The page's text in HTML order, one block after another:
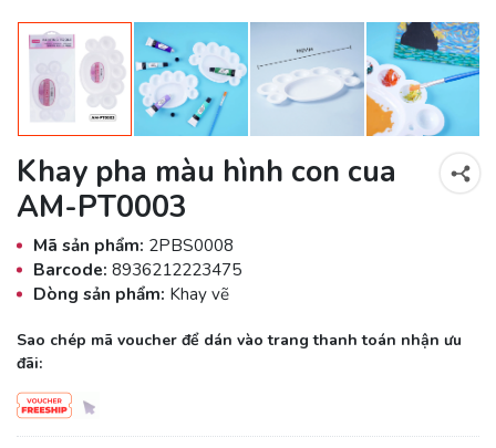
Khay pha màu hình con cua
AM-PT0003
Mã sản phẩm: 2PBS0008
Barcode: 8936212223475
Dòng sản phẩm: Khay vẽ
Sao chép mã voucher để dán vào trang thanh toán nhận ưu
đãi: